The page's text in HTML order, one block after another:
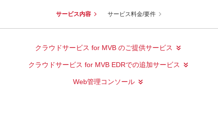
サービス内容 サービス料金/要件
クラウドサービス for MVB のご提供サービス
クラウドサービス for MVB EDRでの追加サービス
Web管理コンソール